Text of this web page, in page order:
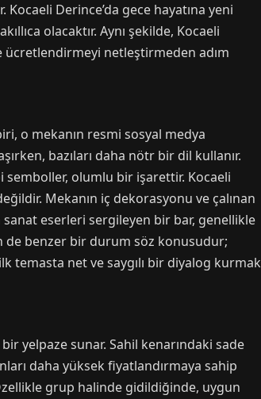
Derince’da gece hayatına yeni
olacaktır. Aynı şekilde, Kocaeli
ücretlendirmeyi netleştirmeden adım
o mekanın resmi sosyal medya
bazıları daha nötr bir dil kullanır.
semboller, olumlu bir işarettir. Kocaeli
Mekanın iç dekorasyonu ve çalınan
eserleri sergileyen bir bar, genellikle
de benzer bir durum söz konusudur;
temasta net ve saygılı bir diyalog kurmak
yelpaze sunar. Sahil kenarındaki sade
daha yüksek fiyatlandırmaya sahip
grup halinde gidildiğinde, uygun